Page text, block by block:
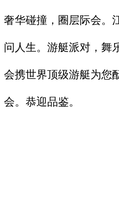
奢华碰撞，圈层际会。
问人生。游艇派对，舞
会携世界顶级游艇为您
会。恭迎品鉴。